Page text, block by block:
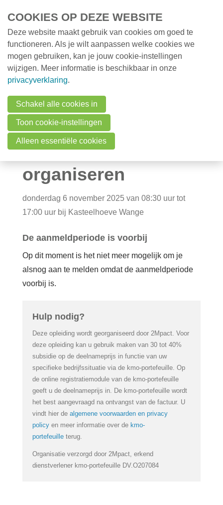
MENU
Opleiding
competenties MER-
coördinator:
Plannen en
organiseren
donderdag 6 november 2025 van 08:30 uur tot
17:00 uur bij Kasteelhoeve Wange
De aanmeldperiode is voorbij
Op dit moment is het niet meer mogelijk om je
alsnog aan te melden omdat de aanmeldperiode
voorbij is.
Hulp nodig?
Deze opleiding wordt georganiseerd door 2Mpact. Voor
deze opleiding kan u gebruik maken van 30 tot 40%
subsidie op de deelnameprijs in functie van uw
specifieke bedrijfssituatie via de kmo-portefeuille. Op
de online registratiemodule van de kmo-portefeuille
geeft u de deelnameprijs in. De kmo-portefeuille wordt
het best aangevraagd na ontvangst van de factuur. U
vindt hier dealgemene voorwaarden en privacy
policy en meer informatie over dekmo-
portefeuilleterug.
Organisatie verzorgd door 2Mpact, erkend
dienstverlener kmo-portefeuille DV.O207084
Milieunieuws
Vacatures
Zoeken
Français
COOKIES OP DEZE WEBSITE
Deze website maakt gebruik van cookies om goed te
functioneren. Als je wilt aanpassen welke cookies we
mogen gebruiken, kan je jouw cookie-instellingen
wijzigen. Meer informatie is beschikbaar in onze
privacyverklaring.
Schakel alle cookies in
Toon cookie-instellingen
Alleen essentiële cookies